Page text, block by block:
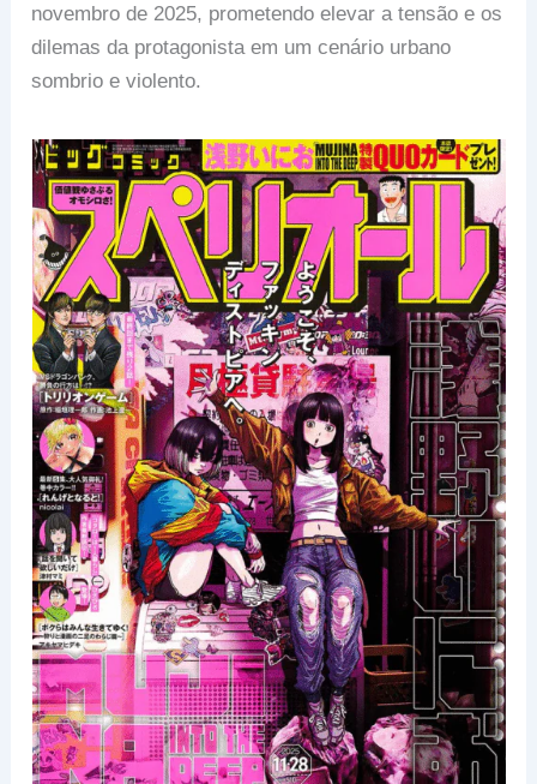
novembro de 2025, prometendo elevar a tensão e os
dilemas da protagonista em um cenário urbano
sombrio e violento.